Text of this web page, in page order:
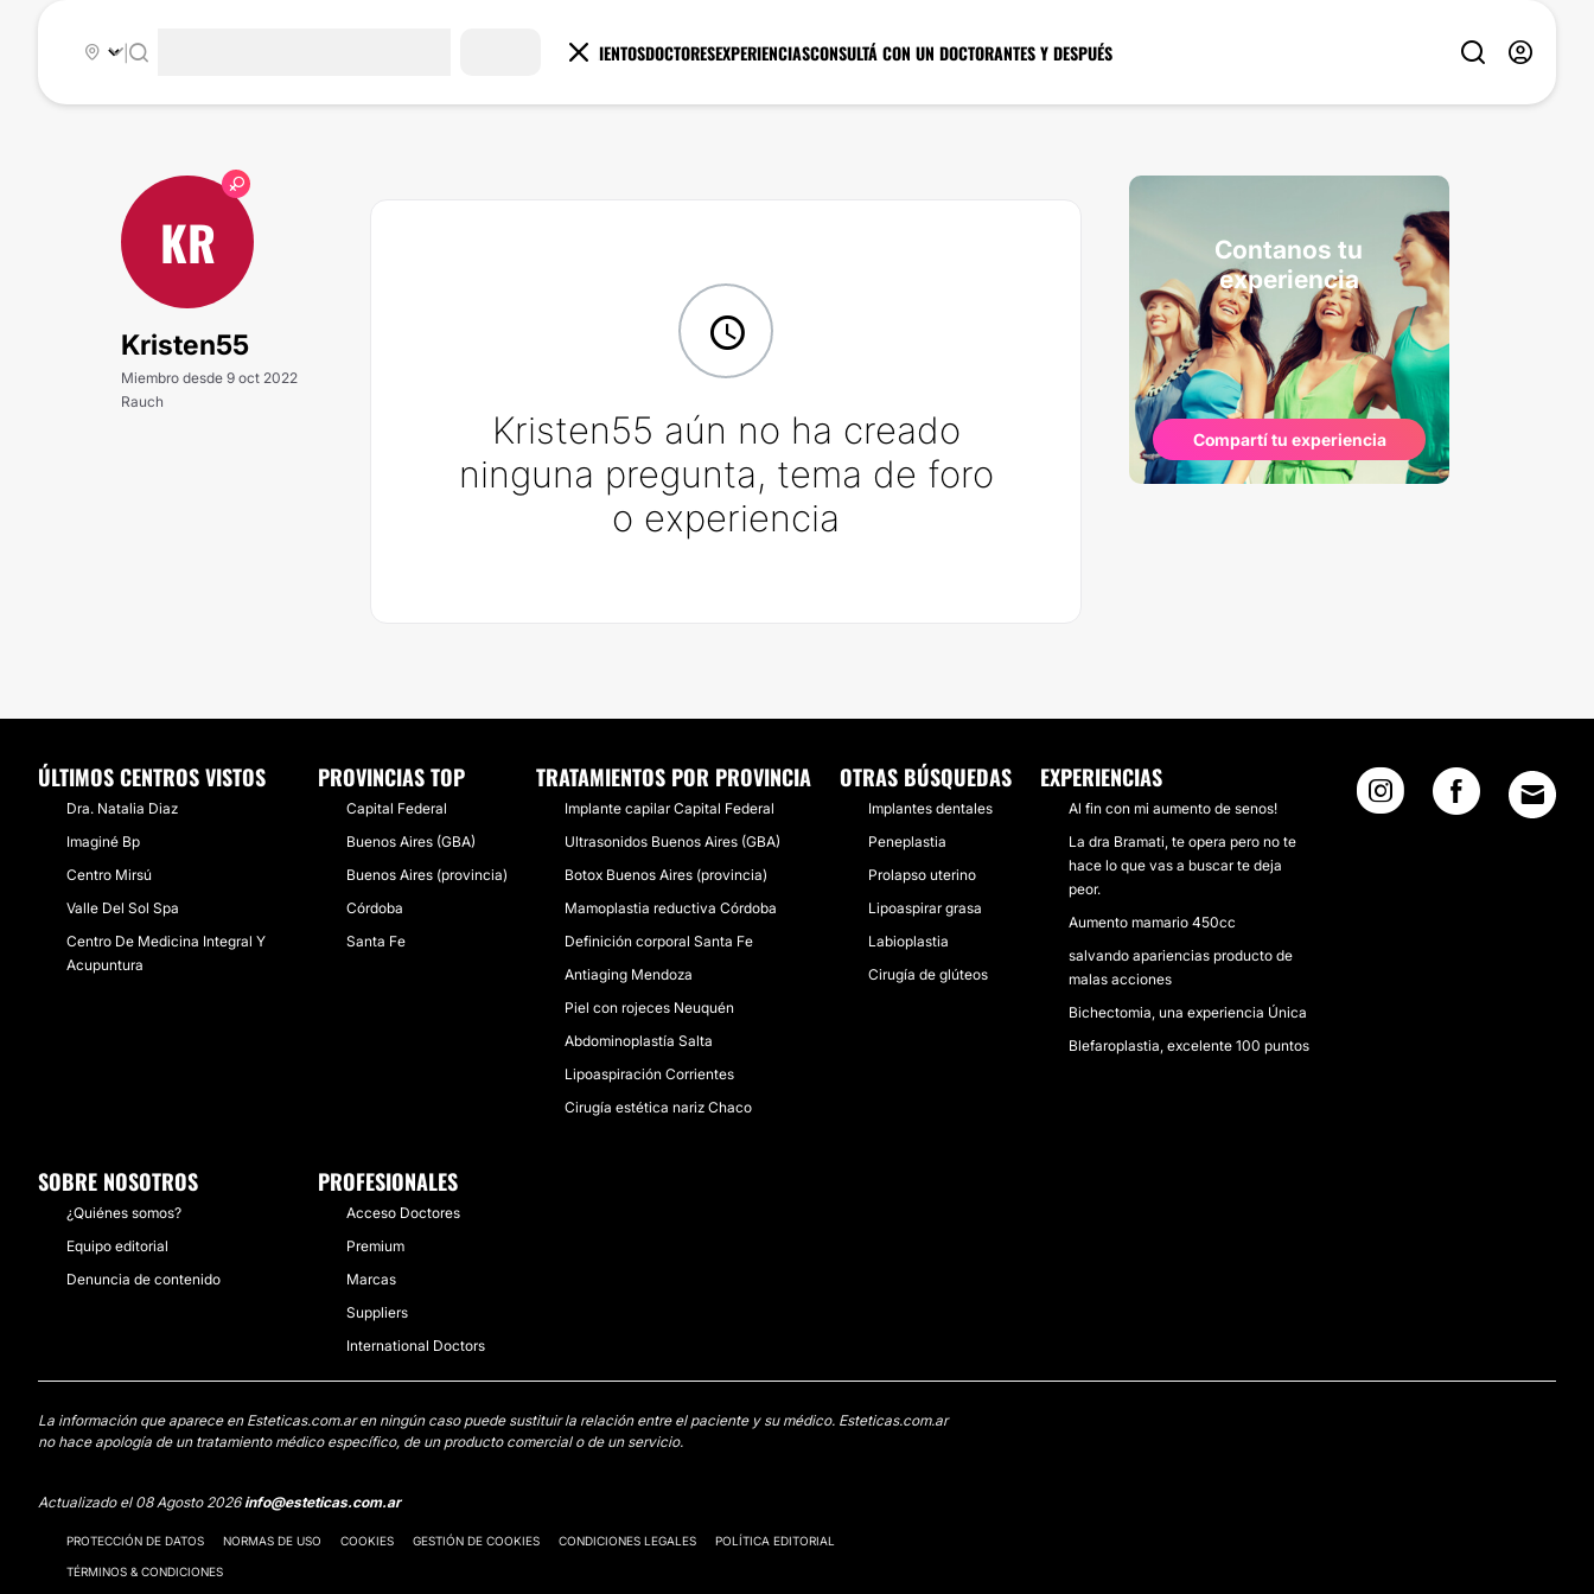
TRATAMIENTOSDOCTORESEXPERIENCIASCONSULTÁ CON UN DOCTORANTES Y DESPUÉS
|
KR
Kristen55
Miembro desde 9 oct 2022
Rauch
Kristen55 aún no ha creado
ninguna pregunta, tema de foro
o experiencia
Contanos tu
experiencia
Compartí tu experiencia
ÚLTIMOS CENTROS VISTOS
Dra. Natalia Diaz
Imaginé Bp
Centro Mirsú
Valle Del Sol Spa
Centro De Medicina Integral Y
Acupuntura
PROVINCIAS TOP
Capital Federal
Buenos Aires (GBA)
Buenos Aires (provincia)
Córdoba
Santa Fe
TRATAMIENTOS POR PROVINCIA
Implante capilar Capital Federal
Ultrasonidos Buenos Aires (GBA)
Botox Buenos Aires (provincia)
Mamoplastia reductiva Córdoba
Definición corporal Santa Fe
Antiaging Mendoza
Piel con rojeces Neuquén
Abdominoplastía Salta
Lipoaspiración Corrientes
Cirugía estética nariz Chaco
OTRAS BÚSQUEDAS
Implantes dentales
Peneplastia
Prolapso uterino
Lipoaspirar grasa
Labioplastia
Cirugía de glúteos
EXPERIENCIAS
Al fin con mi aumento de senos!
La dra Bramati, te opera pero no te
hace lo que vas a buscar te deja
peor.
Aumento mamario 450cc
salvando apariencias producto de
malas acciones
Bichectomia, una experiencia Única
Blefaroplastia, excelente 100 puntos
SOBRE NOSOTROS
¿Quiénes somos?
Equipo editorial
Denuncia de contenido
PROFESIONALES
Acceso Doctores
Premium
Marcas
Suppliers
International Doctors
La información que aparece en Esteticas.com.ar en ningún caso puede sustituir la relación entre el paciente y su médico. Esteticas.com.ar
no hace apología de un tratamiento médico específico, de un producto comercial o de un servicio.
Actualizado el 08 Agosto 2026info@esteticas.com.ar
PROTECCIÓN DE DATOS NORMAS DE USO COOKIES GESTIÓN DE COOKIES CONDICIONES LEGALES POLÍTICA EDITORIAL
TÉRMINOS & CONDICIONES